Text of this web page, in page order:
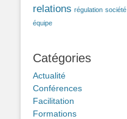
relations régulation société
équipe
Catégories
Actualité
Conférences
Facilitation
Formations